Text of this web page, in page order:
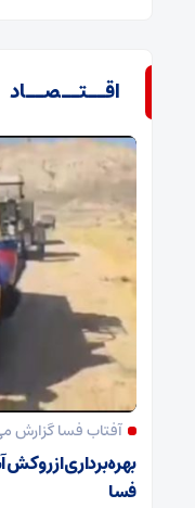
اقــتــصــاد
آفتاب فسا گزارش
بهره‌برداری از
فسا